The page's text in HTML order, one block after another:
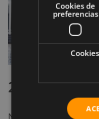
2. Fertilidad
No existen suficientes
Cookies de
preferencias